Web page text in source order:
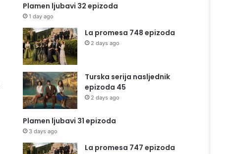
Plamen ljubavi 32 epizoda
1 day ago
La promesa 748 epizoda
2 days ago
Turska serija nasljednik
epizoda 45
2 days ago
Plamen ljubavi 31 epizoda
3 days ago
La promesa 747 epizoda